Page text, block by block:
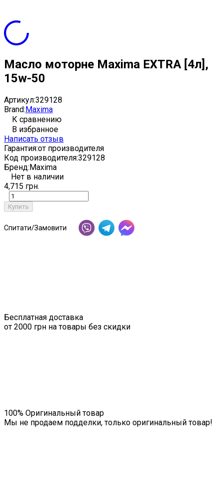
Масло моторне Maxima EXTRA [4л],
15w-50
Артикул:329128
Brand:Maxima
К сравнению
В избранное
Написать отзыв
Гарантия:от производителя
Код производителя:329128
Бренд:Maxima
Нет в наличии
4,715 грн.
Купить
Спитати/Замовити
Бесплатная доставка
от 2000 грн на товары без скидки
100% Оригинальный товар
Мы не продаем подделки, только оригинальный товар!